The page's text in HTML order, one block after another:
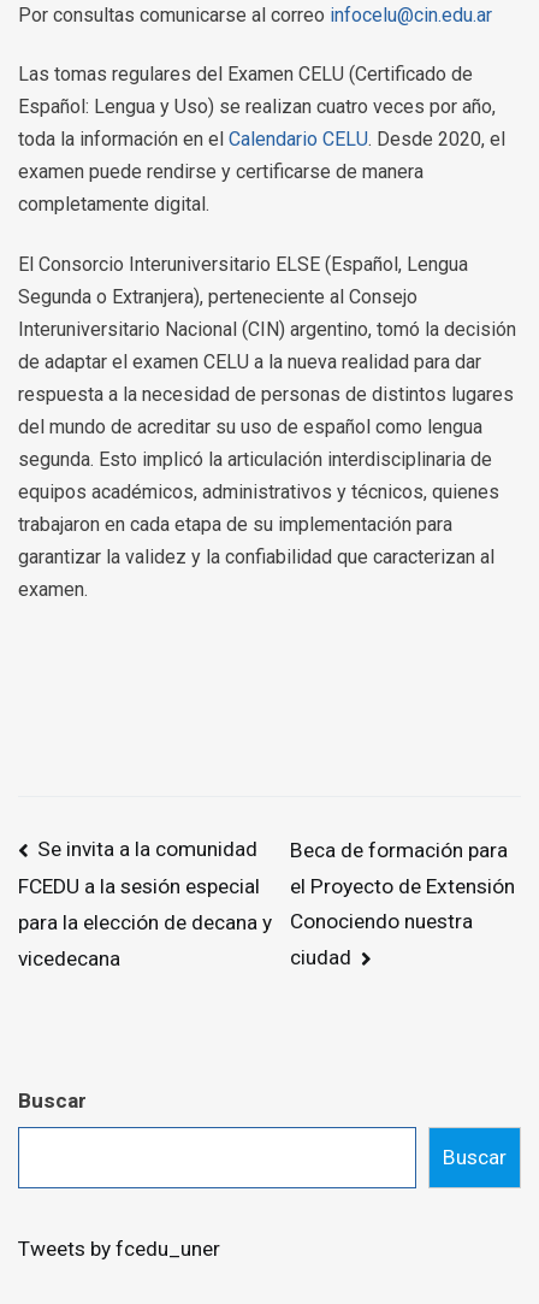
Por consultas comunicarse al correo infocelu@cin.edu.ar
Las tomas regulares del Examen CELU (Certificado de
Español: Lengua y Uso) se realizan cuatro veces por año,
toda la información en el Calendario CELU. Desde 2020, el
examen puede rendirse y certificarse de manera
completamente digital.
El Consorcio Interuniversitario ELSE (Español, Lengua
Segunda o Extranjera), perteneciente al Consejo
Interuniversitario Nacional (CIN) argentino, tomó la decisión
de adaptar el examen CELU a la nueva realidad para dar
respuesta a la necesidad de personas de distintos lugares
del mundo de acreditar su uso de español como lengua
segunda. Esto implicó la articulación interdisciplinaria de
equipos académicos, administrativos y técnicos, quienes
trabajaron en cada etapa de su implementación para
garantizar la validez y la confiabilidad que caracterizan al
examen.
Navegación
de
entradas
Se invita a la comunidad
FCEDU a la sesión especial
para la elección de decana y
vicedecana
Beca de formación para
el Proyecto de Extensión
Conociendo nuestra
ciudad
Buscar
Buscar
Tweets by fcedu_uner